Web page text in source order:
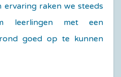
ervaring raken we steeds
leerlingen met een
goed op te kunnen